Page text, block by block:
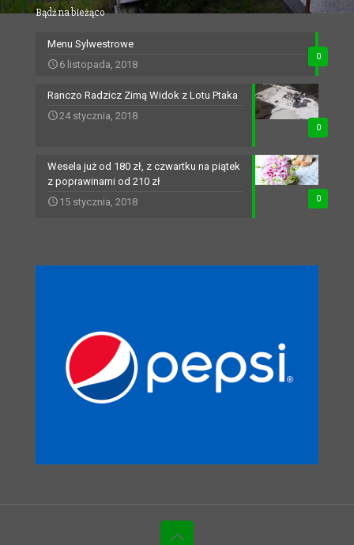
Bądź na bieżąco
0
Menu Sylwestrowe
6 listopada, 2018
0
Ranczo Radzicz Zimą Widok z Lotu Ptaka
24 stycznia, 2018
0
Wesela już od 180 zł, z czwartku na piątek
z poprawinami od 210 zł
15 stycznia, 2018